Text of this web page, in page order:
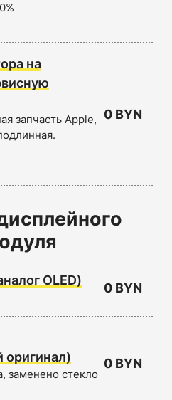
на
запчасть Apple,
0 BYN
OLED)
0 BYN
оригинал)
заменено стекло
0 BYN